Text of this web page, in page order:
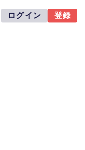
ログイン 登録